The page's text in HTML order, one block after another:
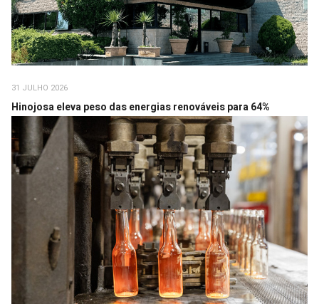
31 JULHO 2026
Hinojosa eleva peso das energias renováveis para 64%